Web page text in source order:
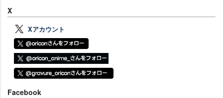
X
Xアカウント
Facebook